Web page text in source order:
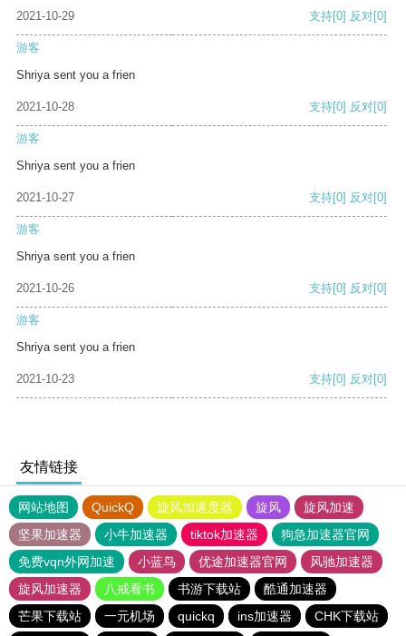
2021-10-29 支持[0] 反对[0]
游客
Shriya sent you a frien
2021-10-28 支持[0] 反对[0]
游客
Shriya sent you a frien
2021-10-27 支持[0] 反对[0]
游客
Shriya sent you a frien
2021-10-26 支持[0] 反对[0]
游客
Shriya sent you a frien
2021-10-23 支持[0] 反对[0]
友情链接
网站地图 QuickQ 旋风加速度器 旋风
旋风加速
坚果加速器
小牛加速器 tiktok加速器
狗急加速器官网
免费vqn外网加速
小蓝鸟 优途加速器官网
风驰加速器
旋风加速器
八戒看书 书游下载站
酷通加速器
芒果下载站
一元机场 quickq ins加速器 CHK下载站